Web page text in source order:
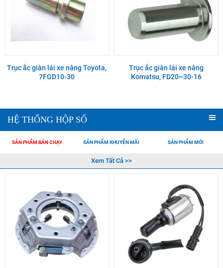
Trục ắc giàn lái xe nâng Toyota,
7FGD10-30
Trục ắc giàn lái xe nâng
Komatsu, FD20~30-16
HỆ THỐNG HỘP SỐ
SẢN PHẨM BÁN CHẠY SẢN PHẨM KHUYỄN MÃI SẢN PHẨM MỚI
Xem Tất Cả >>